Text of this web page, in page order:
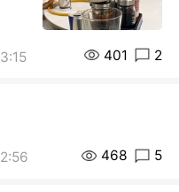
401 2
468 5